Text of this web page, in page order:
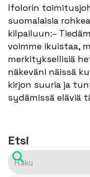
Ifolorin
suomalaisia
kilpailuun:–
voimme ikuistaa,
merkityksellisiä
näkeväni näissä
kirjon suuria ja
sydämissä eläviä
Etsi